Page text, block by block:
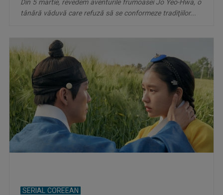
Din 5 martie, revedem aventurile frumoasei Jo Yeo-Hwa, o
tânără văduvă care refuză să se conformeze tradiţiilor...
SERIAL COREEAN